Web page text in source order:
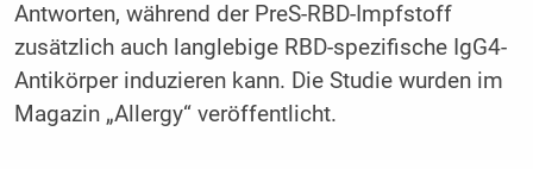
Antworten, während der PreS-RBD-Impfstoff
zusätzlich auch langlebige RBD-spezifische IgG4-
Antikörper induzieren kann. Die Studie wurden im
Magazin „Allergy“ veröffentlicht.